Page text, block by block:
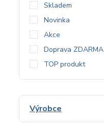
Skladem
Novinka
Akce
Doprava ZDARMA
TOP produkt
Výrobce